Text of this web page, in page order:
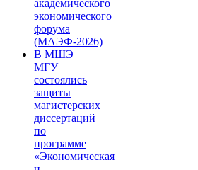
академического
экономического
форума
(МАЭФ-2026)
В МШЭ
МГУ
состоялись
защиты
магистерских
диссертаций
по
программе
«Экономическая